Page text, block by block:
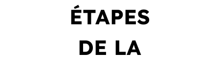
ÉTAPES
DE LA